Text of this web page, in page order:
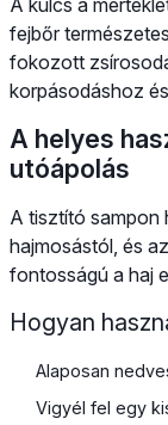
A kulcs a
fejbőr
fokozott
korpásodáshoz
A helyes
utóápolás
A tisztító sampon
hajmosástól, és
fontosságú a haj
Hogyan
Alaposan
Vigyél fel egy